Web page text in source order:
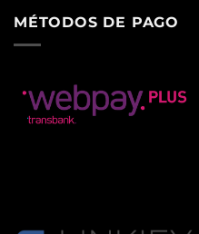
MÉTODOS DE PAGO